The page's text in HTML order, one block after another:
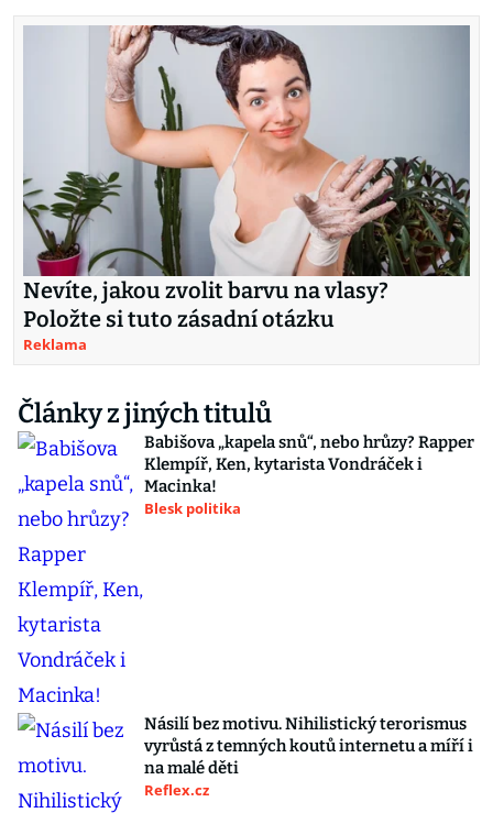
Nevíte, jakou zvolit barvu na vlasy?
Položte si tuto zásadní otázku
Reklama
Články z jiných titulů
Babišova „kapela snů“, nebo hrůzy? Rapper
Klempíř, Ken, kytarista Vondráček i
Macinka!
Blesk politika
Násilí bez motivu. Nihilistický terorismus
vyrůstá z temných koutů internetu a míří i
na malé děti
Reflex.cz